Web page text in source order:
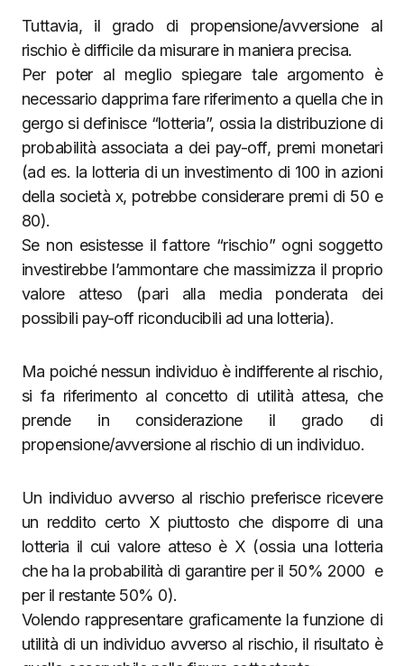
Tuttavia, il grado di propensione/avversione al
rischio è difficile da misurare in maniera precisa.
Per poter al meglio spiegare tale argomento è
necessario dapprima fare riferimento a quella che in
gergo si definisce “lotteria”, ossia la distribuzione di
probabilità associata a dei pay-off, premi monetari
(ad es. la lotteria di un investimento di 100 in azioni
della società x, potrebbe considerare premi di 50 e
80).
Se non esistesse il fattore “rischio” ogni soggetto
investirebbe l’ammontare che massimizza il proprio
valore atteso (pari alla media ponderata dei
possibili pay-off riconducibili ad una lotteria).
Ma poiché nessun individuo è indifferente al rischio,
si fa riferimento al concetto di utilità attesa, che
prende in considerazione il grado di
propensione/avversione al rischio di un individuo.
Un individuo avverso al rischio preferisce ricevere
un reddito certo X piuttosto che disporre di una
lotteria il cui valore atteso è X (ossia una lotteria
che ha la probabilità di garantire per il 50% 2000 e
per il restante 50% 0).
Volendo rappresentare graficamente la funzione di
utilità di un individuo avverso al rischio, il risultato è